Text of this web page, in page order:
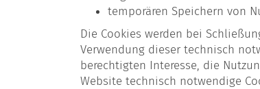
temporären Speichern von
Die Cookies werden bei
Verwendung dieser technisch
berechtigten Interesse, die
Website technisch notwendige